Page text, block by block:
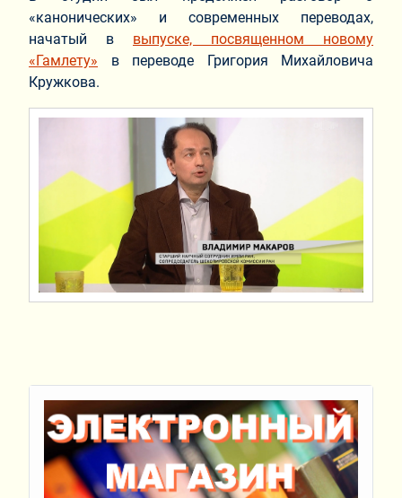
«канонических» и современных переводах,
начатый в выпуске, посвященном новому
«Гамлету» в переводе Григория Михайловича
Кружкова.